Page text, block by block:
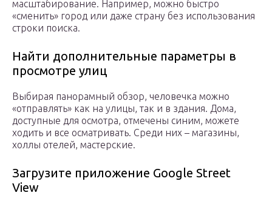
масштабирование. Например, можно быстро
«сменить» город или даже страну без использования
строки поиска.
Найти дополнительные параметры в
просмотре улиц
Выбирая панорамный обзор, человечка можно
«отправлять» как на улицы, так и в здания. Дома,
доступные для осмотра, отмечены синим, можете
ходить и все осматривать. Среди них – магазины,
холлы отелей, мастерские.
Загрузите приложение Google Street
View